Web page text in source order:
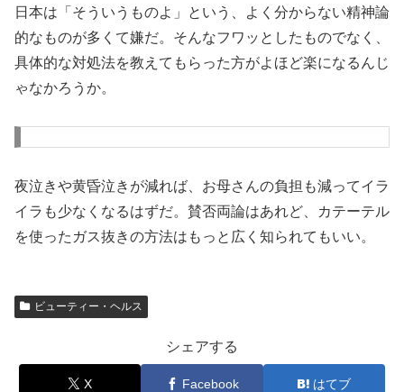
日本は「そういうものよ」という、よく分からない精神論
的なものが多くて嫌だ。そんなフワッとしたものでなく、
具体的な対処法を教えてもらった方がよほど楽になるんじ
ゃなかろうか。
夜泣きや黄昏泣きが減れば、お母さんの負担も減ってイラ
イラも少なくなるはずだ。賛否両論はあれど、カテーテル
を使ったガス抜きの方法はもっと広く知られてもいい。
ビューティー・ヘルス
シェアする
X Facebook はてブ